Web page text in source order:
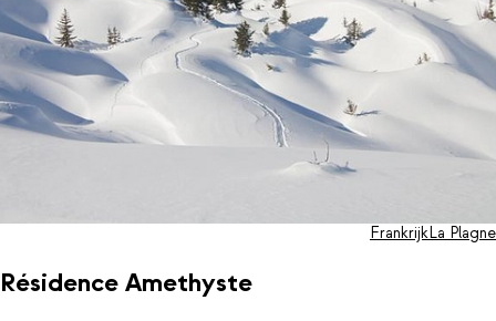
Résidence Amethyste
FrankrijkLa Plagne